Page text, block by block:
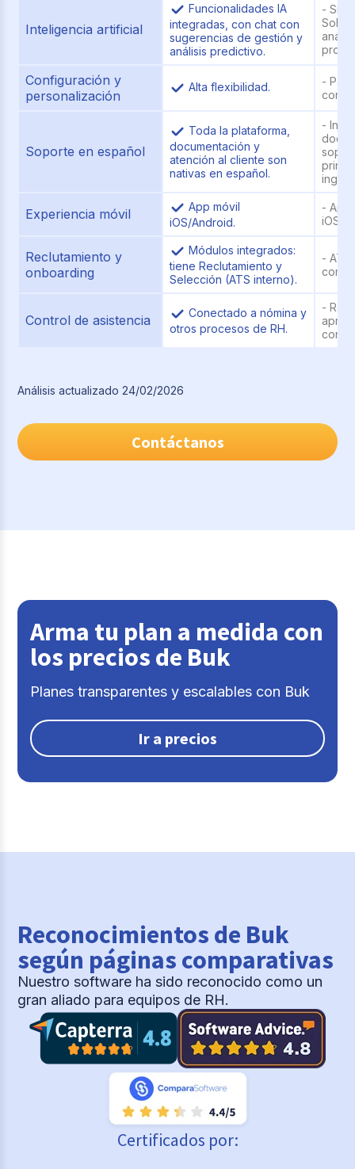
Inteligencia artificial
Funcionalidades IA
integradas, con chat con
sugerencias de gestión y
análisis predictivo.
- Sin
Solo
Configuración y
personalización
Alta flexibilidad.
-
Soporte en español
Toda la plataforma,
documentación y
atención al cliente son
nativas en español.
-
inglés.
Experiencia móvil
App móvil
iOS/Android.
- App
iOS/
Reclutamiento y
onboarding
Módulos integrados:
tiene Reclutamiento y
Selección (ATS interno).
-
Control de asistencia
Conectado a nómina y
otros procesos de RH.
-
con
Análisis actualizado 24/02/2026
Contáctanos
Arma tu plan a medida con
los precios de Buk
Planes transparentes y escalables con Buk
Ir a precios
Reconocimientos de Buk
según páginas comparativas
Nuestro software ha sido reconocido como un
gran aliado para equipos de RH.
Certificados por: